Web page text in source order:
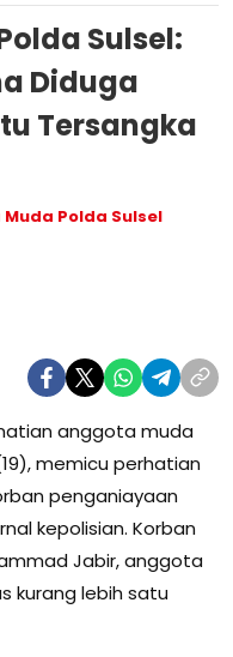
Sulsel:
Diduga
Tersangka
Polda Sulsel
anggota muda
memicu perhatian
penganiayaan
kepolisian. Korban
Jabir, anggota
kurang lebih satu